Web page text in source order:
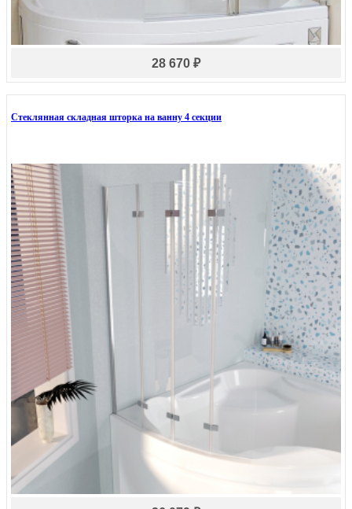
28 670 ₽
Стеклянная складная шторка на ванну 4 секции